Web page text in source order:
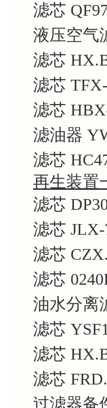
滤芯
液压空气
滤芯
滤芯
滤芯
滤油器
滤芯
再生装置
滤芯
滤芯 JLX-
滤芯
滤芯
油水分离
滤芯
滤芯
滤芯
过滤器备